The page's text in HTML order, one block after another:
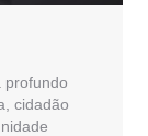
profundo
cidadão